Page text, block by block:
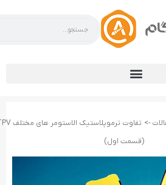
->
(قسمت اول)